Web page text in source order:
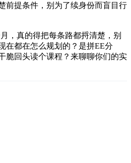
前提条件，别为了续身份而盲目行
，真的得把每条路都捋清楚，别
在都在怎么规划的？是拼EE分
脆回头读个课程？来聊聊你们的实